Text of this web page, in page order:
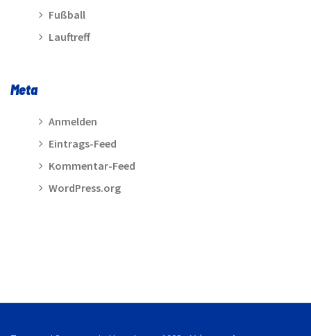
Fußball
Lauftreff
Meta
Anmelden
Eintrags-Feed
Kommentar-Feed
WordPress.org